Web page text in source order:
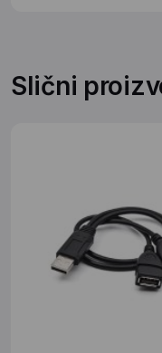
Slični